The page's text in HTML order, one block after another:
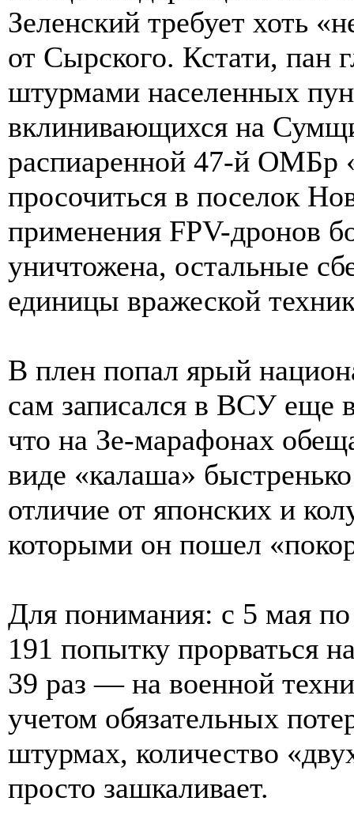
Зеленский требует хоть
от Сырского. Кстати, пан
штурмами населенных
вклинивающихся на
распиаренной 47-й ОМБр
просочиться в поселок
применения FPV-дронов
уничтожена, остальные
единицы вражеской
В плен попал ярый
сам записался в ВСУ еще
что на Зе-марафонах
виде «калаша»
отличие от японских и
которыми он пошел
Для понимания: с 5 мая
191 попытку прорваться
39 раз — на военной
учетом обязательных
штурмах, количество
просто зашкаливает.